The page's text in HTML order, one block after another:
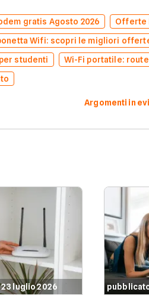
gratis Agosto 2026
Offerte
Wifi: scopri le migliori
studenti
Wi-Fi portatile:
Argomenti in
luglio 2026